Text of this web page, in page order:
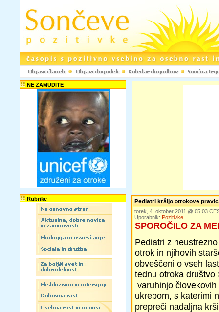
NE ZAMUDITE
Rubrike Pediatri kršijo otrokove
torek, 4. oktober 2011 @ 05:03
Uporabnik: Pozitivke
SPOROČILO ZA
Pediatri z
otrok in njihovih
obveščeni o vseh
tednu otroka društvo
varuhinjo
ukrepom, s katerimi
prepreči nadaljna